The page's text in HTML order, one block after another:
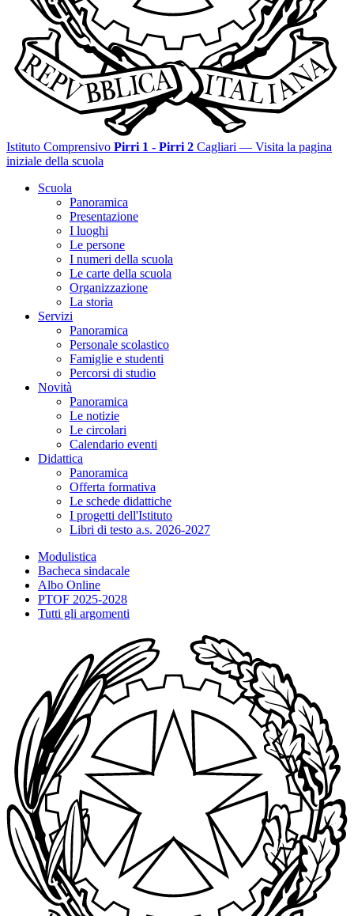
Istituto Comprensivo Pirri 1 - Pirri 2 Cagliari — Visita la pagina
iniziale della scuola
Scuola
Panoramica
Presentazione
I luoghi
Le persone
I numeri della scuola
Le carte della scuola
Organizzazione
La storia
Servizi
Panoramica
Personale scolastico
Famiglie e studenti
Percorsi di studio
Novità
Panoramica
Le notizie
Le circolari
Calendario eventi
Didattica
Panoramica
Offerta formativa
Le schede didattiche
I progetti dell'Istituto
Libri di testo a.s. 2026-2027
Modulistica
Bacheca sindacale
Albo Online
PTOF 2025-2028
Tutti gli argomenti